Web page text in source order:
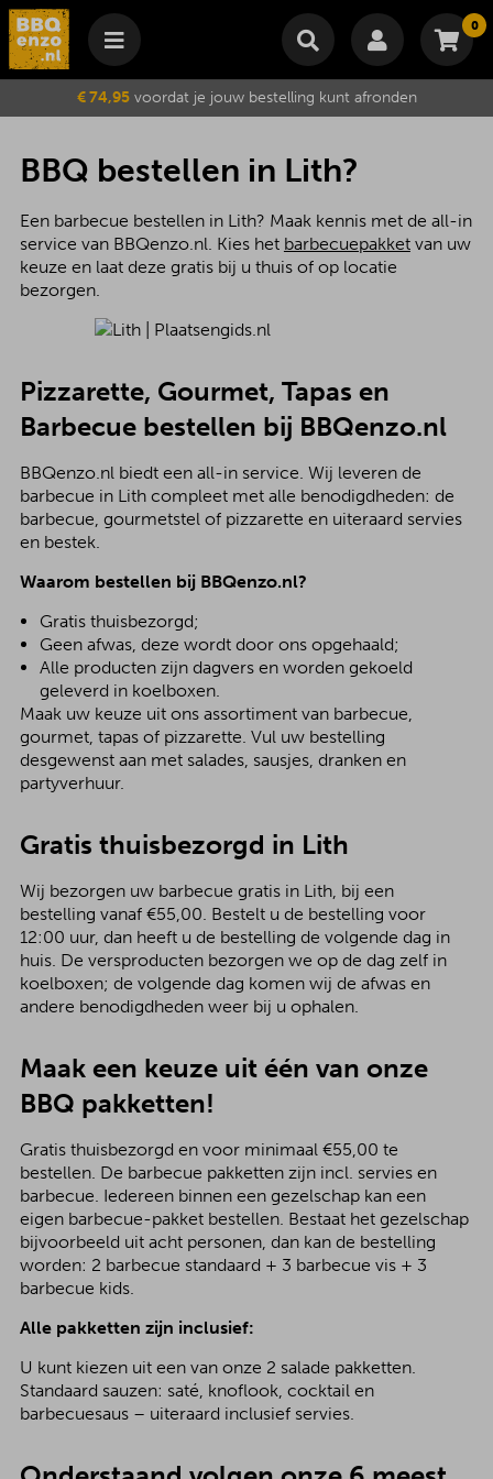
0
Winkelmand
Je winkelwagen is momenteel leeg.
Subtotaal €
Wijzig winkelmand Bestellen
€ 74,95voordat je jouw bestelling kunt afronden
BBQ bestellen in Lith?
Een barbecue bestellen in Lith? Maak kennis met de all-in
service van BBQenzo.nl. Kies het barbecuepakketvan uw
keuze en laat deze gratis bij u thuis of op locatie
bezorgen.
Pizzarette, Gourmet, Tapas en
Barbecue bestellen bij BBQenzo.nl
BBQenzo.nl biedt een all-in service. Wij leveren de
barbecue in Lith compleet met alle benodigdheden: de
barbecue, gourmetstel of pizzarette en uiteraard servies
en bestek.
Waarom bestellen bij BBQenzo.nl?
Gratis thuisbezorgd;
Geen afwas, deze wordt door ons opgehaald;
Alle producten zijn dagvers en worden gekoeld
geleverd in koelboxen.
Maak uw keuze uit ons assortiment van barbecue,
gourmet, tapas of pizzarette. Vul uw bestelling
desgewenst aan met salades, sausjes, dranken en
partyverhuur.
Gratis thuisbezorgd in Lith
Wij bezorgen uw barbecue gratis in Lith, bij een
bestelling vanaf €55,00. Bestelt u de bestelling voor
12:00 uur, dan heeft u de bestelling de volgende dag in
huis. De versproducten bezorgen we op de dag zelf in
koelboxen; de volgende dag komen wij de afwas en
andere benodigdheden weer bij u ophalen.
Maak een keuze uit één van onze
BBQ pakketten!
Gratis thuisbezorgd en voor minimaal €55,00 te
bestellen. De barbecue pakketten zijn incl. servies en
barbecue. Iedereen binnen een gezelschap kan een
eigen barbecue-pakket bestellen. Bestaat het gezelschap
bijvoorbeeld uit acht personen, dan kan de bestelling
worden: 2 barbecue standaard + 3 barbecue vis + 3
barbecue kids.
Alle pakketten zijn inclusief:
U kunt kiezen uit een van onze 2 salade pakketten.
Standaard sauzen: saté, knoflook, cocktail en
barbecuesaus – uiteraard inclusief servies.